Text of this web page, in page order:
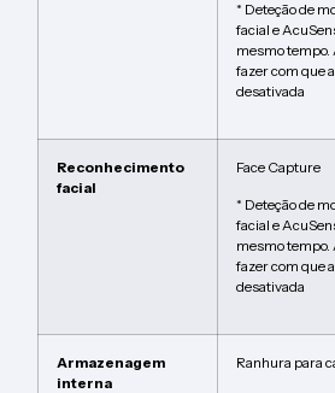
* Deteção de
facial e
mesmo tempo.
fazer com que
desativada
Reconhecimento
facial
Face Capture
* Deteção de
facial e
mesmo tempo.
fazer com que
desativada
Armazenagem
interna
Ranhura para